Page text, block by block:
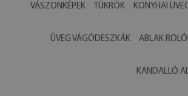
VÁSZONKÉPEK TÜKRÖK KONYHAI
ÜVEG VÁGÓDESZKÁK ABLAK
KANDALLÓ